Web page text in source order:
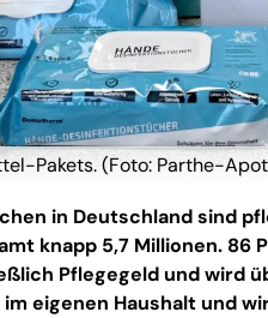
Pakets. (Foto: Parthe-
in Deutschland sind
knapp 5,7 Millionen. 86
Pflegegeld und wird
eigenen Haushalt und